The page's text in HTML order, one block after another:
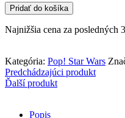
množstvo
Funko
POP!
-
Cad
Bane
Pridať do košíka
Najnižšia cena za posledných
Kategória: Pop! Star Wars
Predchádzajúci produkt
Ďalší produkt
Popis